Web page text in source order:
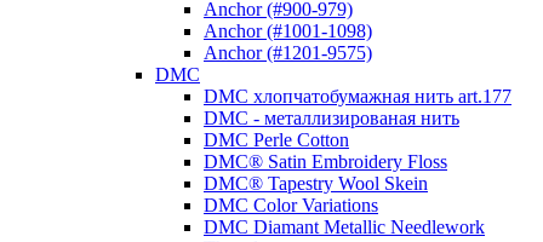
Anchor (#900-979)
Anchor (#1001-1098)
Anchor (#1201-9575)
DMC
DMC хлопчатобумажная нить art.177
DMC - металлизированая нить
DMC Perle Cotton
DMC® Satin Embroidery Floss
DMC® Tapestry Wool Skein
DMC Color Variations
DMC Diamant Metallic Needlework